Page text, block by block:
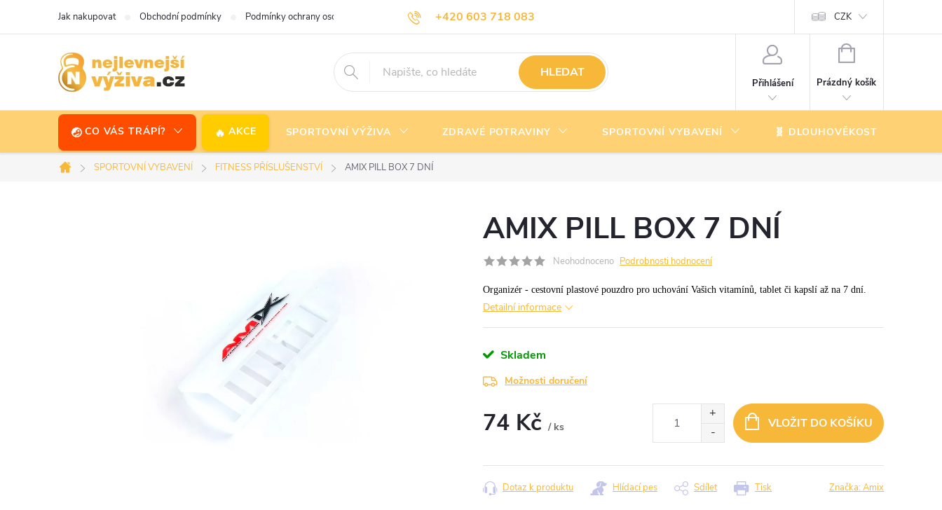
+420 603 718 083
info@nejlevnejsivyziva.cz
Jak nakupovat Obchodní podmínky Podmínky ochrany osobních údajů Doprava a platba Kontakty CZK
HLEDAT
Přihlášení
NÁKUPNÍ
Prázdný košík
CO VÁS TRÁPÍ? AKCE SPORTOVNÍ VÝŽIVA ZDRAVÉ POTRAVINY SPORTOVNÍ VYBAVENÍ 🧬 DLOUHOVĚKOST
Domů
SPORTOVNÍ VYBAVENÍ FITNESS PŘÍSLUŠENSTVÍ AMIX PILL BOX 7 DNÍ
AMIX PILL BOX 7 DNÍ
Neohodnoceno Podrobnosti hodnocení
Organizér - cestovní plastové pouzdro pro uchování Vašich vitamínů, tablet či kapslí až na 7 dní.
Detailní informace
Skladem
Možnosti doručení
74 Kč / ks
VLOŽIT DO KOŠÍKU
Tisk
Dotaz k produktu Hlídací pes Sdílet Značka:Amix